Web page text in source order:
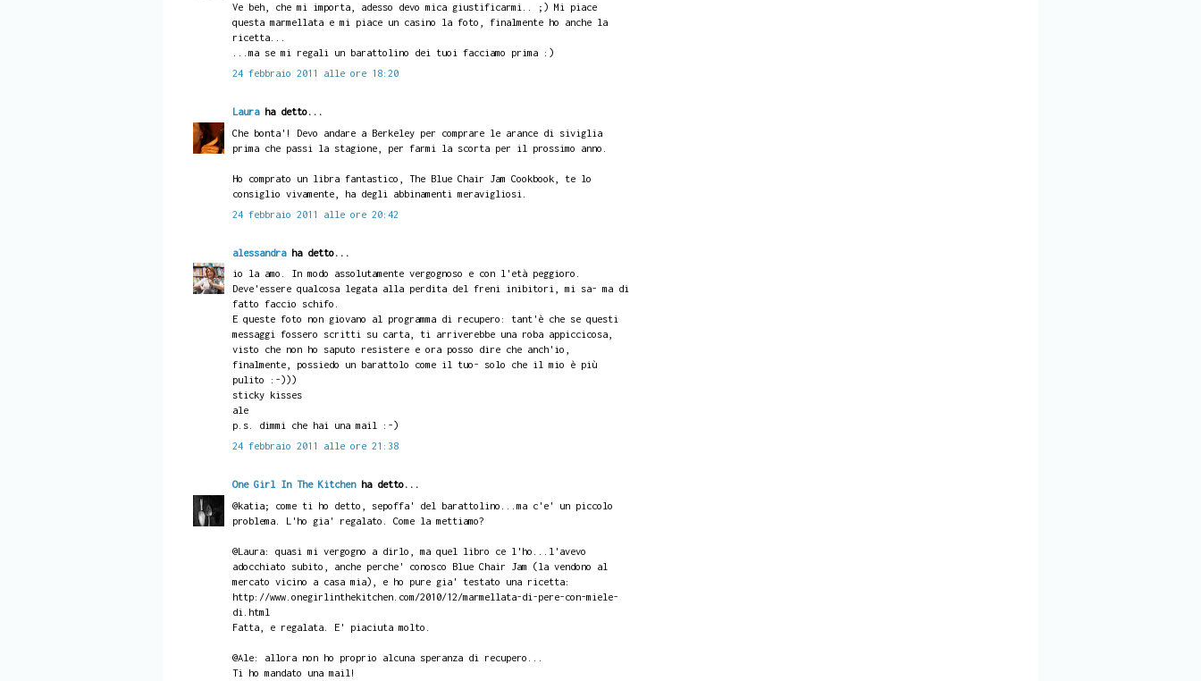
Ve beh, che mi importa, adesso devo mica giustificarmi.. ;) Mi piace
questa marmellata e mi piace un casino la foto, finalmente ho anche la
ricetta...
...ma se mi regali un barattolino dei tuoi facciamo prima :)
24 febbraio 2011 alle ore 18:20
Lauraha detto...
Che bonta'! Devo andare a Berkeley per comprare le arance di siviglia
prima che passi la stagione, per farmi la scorta per il prossimo anno.
Ho comprato un libra fantastico, The Blue Chair Jam Cookbook, te lo
consiglio vivamente, ha degli abbinamenti meravigliosi.
24 febbraio 2011 alle ore 20:42
alessandraha detto...
io la amo. In modo assolutamente vergognoso e con l'età peggioro.
Deve'essere qualcosa legata alla perdita del freni inibitori, mi sa- ma di
fatto faccio schifo.
E queste foto non giovano al programma di recupero: tant'è che se questi
messaggi fossero scritti su carta, ti arriverebbe una roba appiccicosa,
visto che non ho saputo resistere e ora posso dire che anch'io,
finalmente, possiedo un barattolo come il tuo- solo che il mio è più
pulito :-)))
sticky kisses
ale
p.s. dimmi che hai una mail :-)
24 febbraio 2011 alle ore 21:38
One Girl In The Kitchenha detto...
@katia; come ti ho detto, sepoffa' del barattolino...ma c'e' un piccolo
problema. L'ho gia' regalato. Come la mettiamo?
@Laura: quasi mi vergogno a dirlo, ma quel libro ce l'ho...l'avevo
adocchiato subito, anche perche' conosco Blue Chair Jam (la vendono al
mercato vicino a casa mia), e ho pure gia' testato una ricetta:
http://www.onegirlinthekitchen.com/2010/12/marmellata-di-pere-con-miele-
di.html
Fatta, e regalata. E' piaciuta molto.
@Ale: allora non ho proprio alcuna speranza di recupero...
Ti ho mandato una mail!